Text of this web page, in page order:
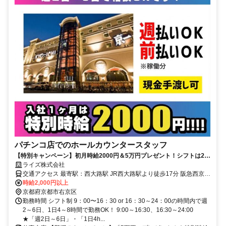
パチンコ店でのホールカウンタースタッフ
【特別キャンペーン】初月時給2000円＆5万円プレゼント！シフトは2週
間毎の完全希望制！1日4h～8hでOK！学生・フリーター・主婦まで幅広
く活躍中！
ライズ株式会社
交通アクセス 最寄駅：西大路駅 JR西大路駅より徒歩17分 阪急西京極
より徒歩15分 ＜勤務地＞ 京都府京都市右京区西京極大門町 ※現地面
接OK！
時給2,000円以上
京都府京都市右京区
勤務時間 シフト制 9：00〜16：30 or 16：30～24：00の時間内で週
2～6日、1日4～8時間で勤務OK！ 9:00～16:30、16:30～24:00
★「週2日～6日」・「1日4h...